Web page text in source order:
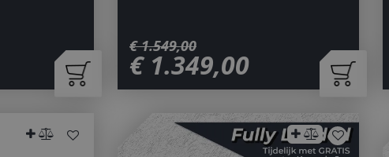
€ 1.549,00
€ 1.349,00